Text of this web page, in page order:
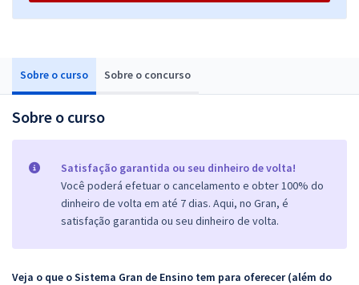
Sobre o curso Sobre o concurso
Sobre o curso
Satisfação garantida ou seu dinheiro de volta!
Você poderá efetuar o cancelamento e obter 100% do
dinheiro de volta em até 7 dias. Aqui, no Gran, é
satisfação garantida ou seu dinheiro de volta.
Veja o que o Sistema Gran de Ensino tem para oferecer (além do